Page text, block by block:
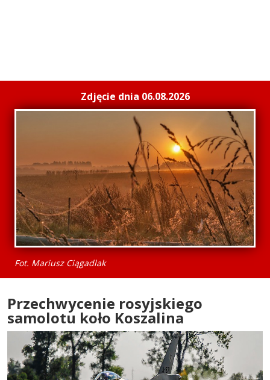
Zdjęcie dnia 06.08.2026
Fot. Mariusz Ciągadlak
Przechwycenie rosyjskiego
samolotu koło Koszalina